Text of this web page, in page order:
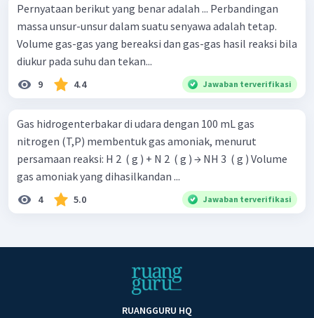
Pernyataan berikut yang benar adalah ... Perbandingan
massa unsur-unsur dalam suatu senyawa adalah tetap.
Volume gas-gas yang bereaksi dan gas-gas hasil reaksi bila
diukur pada suhu dan tekan...
9 4.4 Jawaban terverifikasi
Gas hidrogenterbakar di udara dengan 100 mL gas
nitrogen (T,P) membentuk gas amoniak, menurut
persamaan reaksi: H 2 ​ ( g ) + N 2 ​ ( g ) → NH 3 ​ ( g ) Volume
gas amoniak yang dihasilkandan ...
4 5.0 Jawaban terverifikasi
RUANGGURU HQ